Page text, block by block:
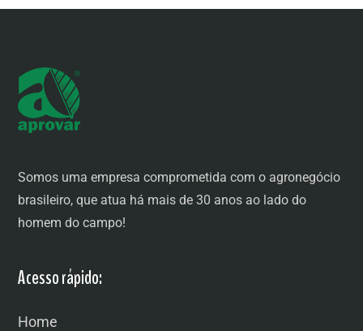
Somos uma empresa comprometida com o agronegócio
brasileiro, que atua há mais de 30 anos ao lado do
homem do campo!
Acesso rápido:
Home